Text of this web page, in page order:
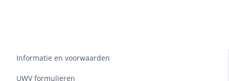
Informatie en voorwaarden
UWV formulieren